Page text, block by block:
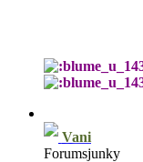
Vani
Forumsjunky